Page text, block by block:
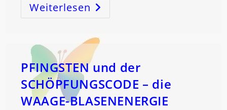
Weiterlesen BEZIEHUNGEN
HEILEN
DICH
Welt!
PFINGSTEN und der
SCHÖPFUNGSCODE – die
WAAGE-BLASENENERGIE